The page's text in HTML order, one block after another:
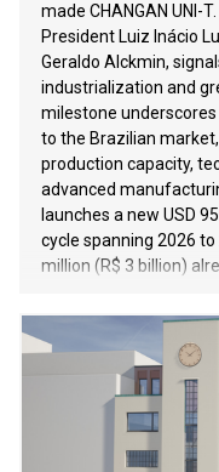
made CHANGAN UNI-
President Luiz Inácio
Geraldo Alckmin,
industrialization and
milestone
to the Brazilian
production capacity,
advanced
launches a new USD
cycle spanning 2026
million (R$ 3 billion)
1.52 billion (R$ 8
90,000 units. "For